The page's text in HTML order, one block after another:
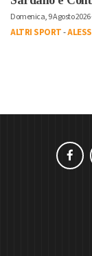
Domenica, 9 Agosto 2026
ALTRI SPORT-